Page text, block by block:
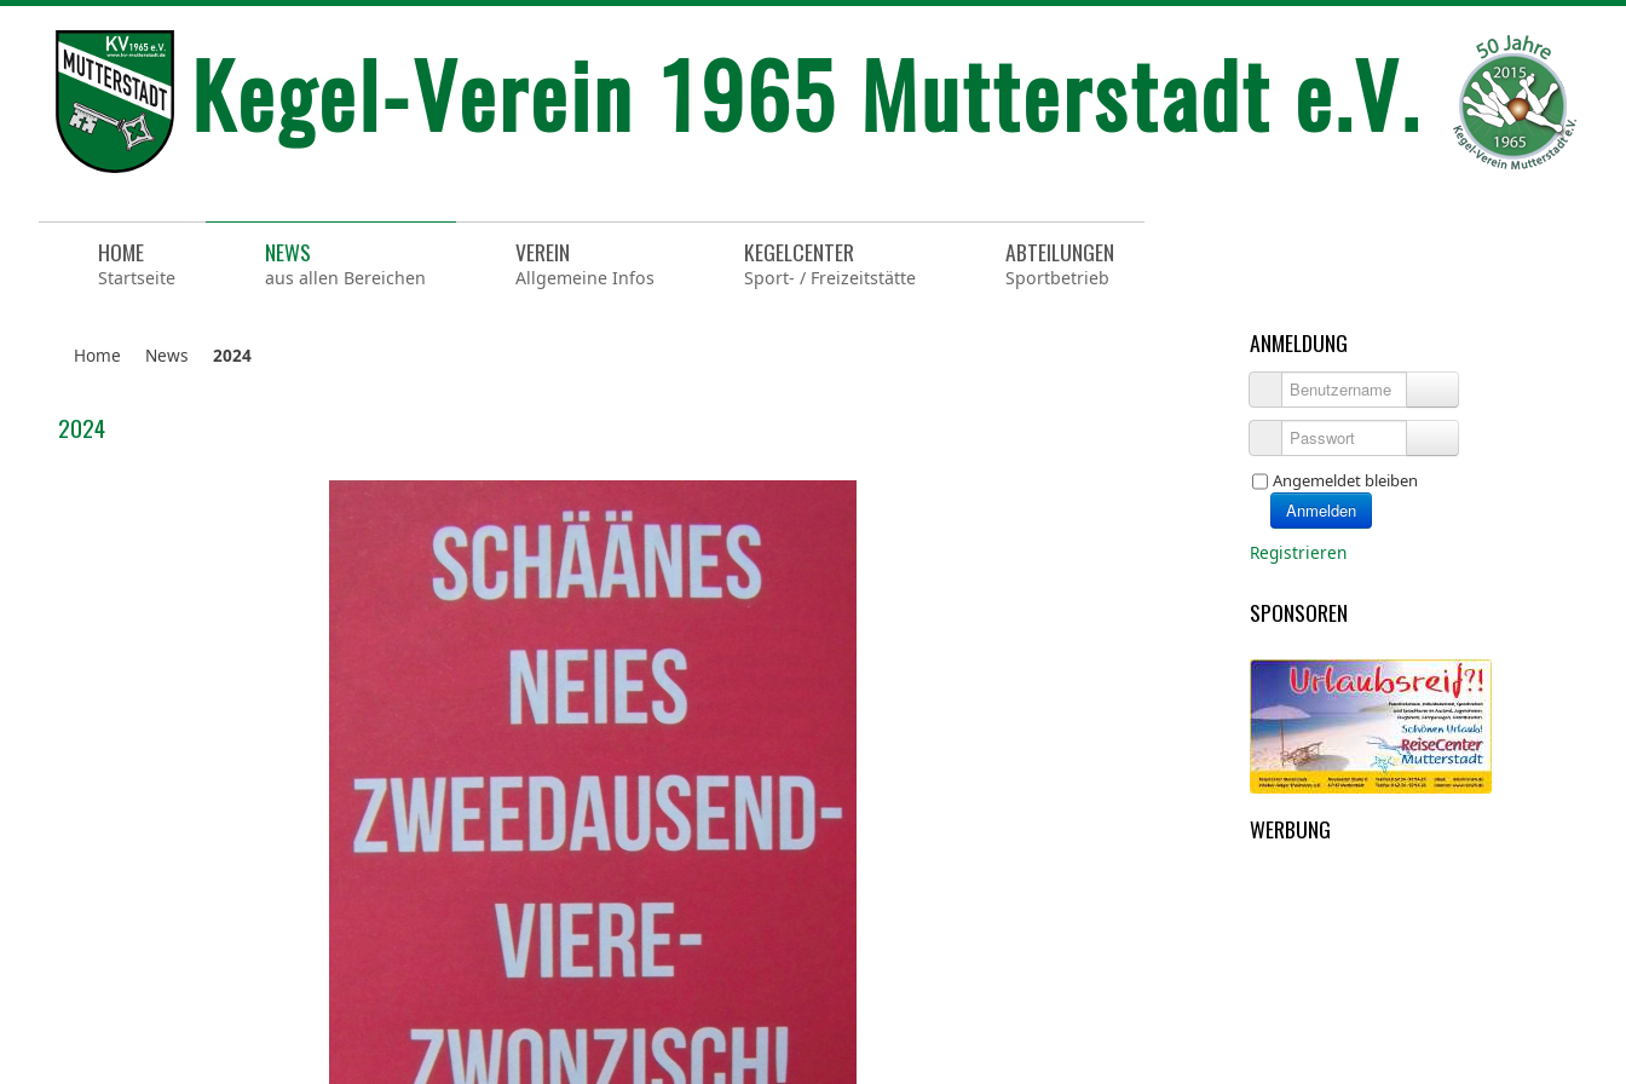
HOME
Startseite
NEWS
aus allen Bereichen
VEREIN
Allgemeine Infos
KEGELCENTER
Sport- / Freizeitstätte
ABTEILUNGEN
Sportbetrieb
Home News 2024
2024
ANMELDUNG
Benutzername
Passwort
Angemeldet bleiben
Anmelden
Registrieren
SPONSOREN
WERBUNG